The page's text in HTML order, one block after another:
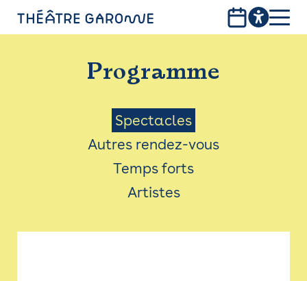
PROGRAMME
INFOS PRATIQUES
AVEC LES PUBLICS
ACCESSIBILITÉ
LES PRODUCTIONS
Programme
Menu
Saison
Spectacles
Autres rendez-vous
Temps forts
Artistes